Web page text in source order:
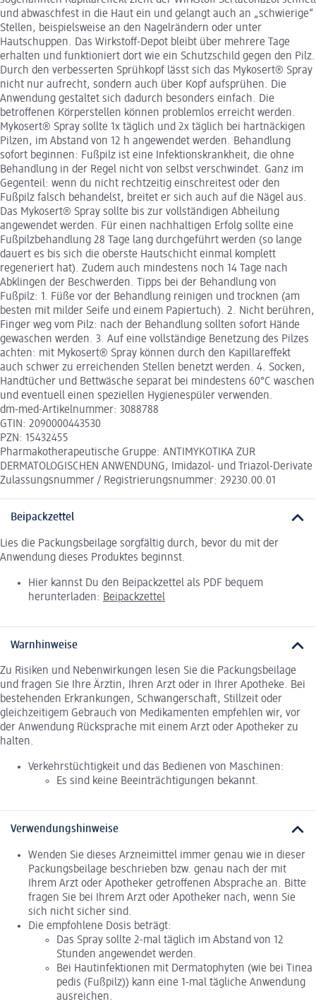
und abwaschfest in die Haut ein und gelangt auch an „schwierige“
Stellen, beispielsweise an den Nagelrändern oder unter
Hautschuppen. Das Wirkstoff-Depot bleibt über mehrere Tage
erhalten und funktioniert dort wie ein Schutzschild gegen den Pilz.
Durch den verbesserten Sprühkopf lässt sich das Mykosert® Spray
nicht nur aufrecht, sondern auch über Kopf aufsprühen. Die
Anwendung gestaltet sich dadurch besonders einfach. Die
betroffenen Körperstellen können problemlos erreicht werden.
Mykosert® Spray sollte 1x täglich und 2x täglich bei hartnäckigen
Pilzen, im Abstand von 12 h angewendet werden. Behandlung
sofort beginnen: Fußpilz ist eine Infektionskrankheit, die ohne
Behandlung in der Regel nicht von selbst verschwindet. Ganz im
Gegenteil: wenn du nicht rechtzeitig einschreitest oder den
Fußpilz falsch behandelst, breitet er sich auch auf die Nägel aus.
Das Mykosert® Spray sollte bis zur vollständigen Abheilung
angewendet werden. Für einen nachhaltigen Erfolg sollte eine
Fußpilzbehandlung 28 Tage lang durchgeführt werden (so lange
dauert es bis sich die oberste Hautschicht einmal komplett
regeneriert hat). Zudem auch mindestens noch 14 Tage nach
Abklingen der Beschwerden. Tipps bei der Behandlung von
Fußpilz: 1. Füße vor der Behandlung reinigen und trocknen (am
besten mit milder Seife und einem Papiertuch). 2. Nicht berühren,
Finger weg vom Pilz: nach der Behandlung sollten sofort Hände
gewaschen werden. 3. Auf eine vollständige Benetzung des Pilzes
achten: mit Mykosert® Spray können durch den Kapillareffekt
auch schwer zu erreichenden Stellen benetzt werden. 4. Socken,
Handtücher und Bettwäsche separat bei mindestens 60°C waschen
und eventuell einen speziellen Hygienespüler verwenden.
dm-med-Artikelnummer: 3088788
GTIN: 2090000443530
PZN: 15432455
Pharmakotherapeutische Gruppe: ANTIMYKOTIKA ZUR
DERMATOLOGISCHEN ANWENDUNG, Imidazol- und Triazol-Derivate
Zulassungsnummer / Registrierungsnummer: 29230.00.01
Beipackzettel
Lies die Packungsbeilage sorgfältig durch, bevor du mit der
Anwendung dieses Produktes beginnst.
Hier kannst Du den Beipackzettel als PDF bequem
herunterladen: Beipackzettel
Warnhinweise
Zu Risiken und Nebenwirkungen lesen Sie die Packungsbeilage
und fragen Sie Ihre Ärztin, Ihren Arzt oder in Ihrer Apotheke. Bei
bestehenden Erkrankungen, Schwangerschaft, Stillzeit oder
gleichzeitigem Gebrauch von Medikamenten empfehlen wir, vor
der Anwendung Rücksprache mit einem Arzt oder Apotheker zu
halten.
Verkehrstüchtigkeit und das Bedienen von Maschinen:
Es sind keine Beeinträchtigungen bekannt.
Verwendungshinweise
Wenden Sie dieses Arzneimittel immer genau wie in dieser
Packungsbeilage beschrieben bzw. genau nach der mit
Ihrem Arzt oder Apotheker getroffenen Absprache an. Bitte
fragen Sie bei Ihrem Arzt oder Apotheker nach, wenn Sie
sich nicht sicher sind.
Die empfohlene Dosis beträgt:
Das Spray sollte 2-mal täglich im Abstand von 12
Stunden angewendet werden.
Bei Hautinfektionen mit Dermatophyten (wie bei Tinea
pedis (Fußpilz)) kann eine 1-mal tägliche Anwendung
ausreichen.